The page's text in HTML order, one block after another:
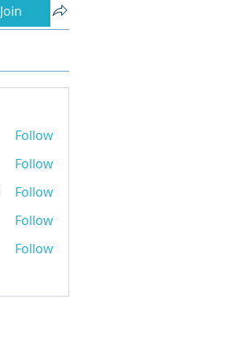
Join
Follow
Follow
Follow
Follow
Follow